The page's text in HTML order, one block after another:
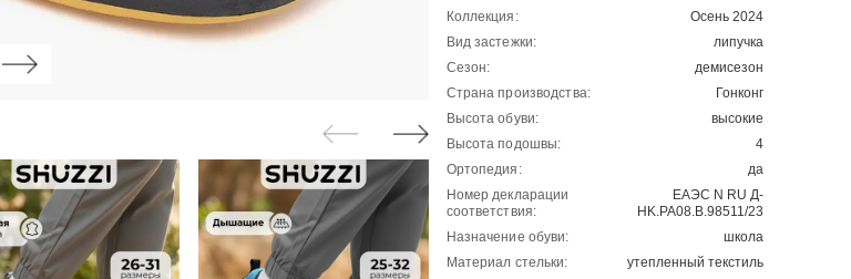
Коллекция:
Осень 2024
Вид застежки:
липучка
Сезон:
демисезон
Страна производства:
Гонконг
Высота обуви:
высокие
Высота подошвы:
4
Ортопедия:
да
Номер декларации
соответствия:
ЕАЭС N RU Д-
HK.РА08.В.98511/23
Назначение обуви:
школа
Материал стельки:
утепленный текстиль